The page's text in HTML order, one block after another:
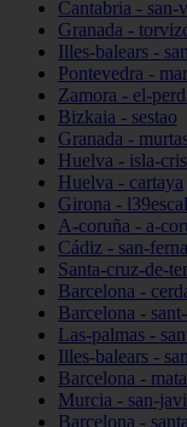
Cantabria - san-
Granada -
Illes-balears -
Pontevedra -
Zamora - el-
Bizkaia - sestao
Granada -
Huelva - isla-
Huelva - cartaya
Girona -
A-coruña - a-
Cádiz - san-
Santa-cruz-de-
Barcelona -
Barcelona -
Las-palmas -
Illes-balears -
Barcelona -
Murcia - san-
Barcelona -